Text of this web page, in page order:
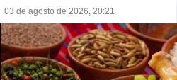
03 de agosto de 2026, 20:21